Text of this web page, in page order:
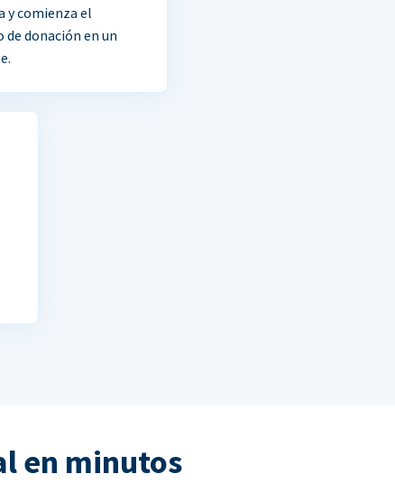
y comienza el
de donación en un
en minutos